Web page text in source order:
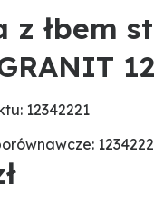
z łbem
12342221